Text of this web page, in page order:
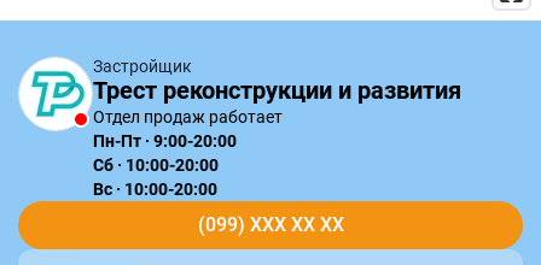
Застройщик
Трест реконструкции и развития
Отдел продаж работает
Пн-Пт · 9:00-20:00
Сб · 10:00-20:00
Вс · 10:00-20:00
(099) XXX XX XX